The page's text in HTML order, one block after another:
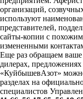
организаций,
используют
представителей,
сайты-копии с
измененными
Еще раз обращаем
дилерах,
«КуйбышевАзот»
разделах на
специалистов